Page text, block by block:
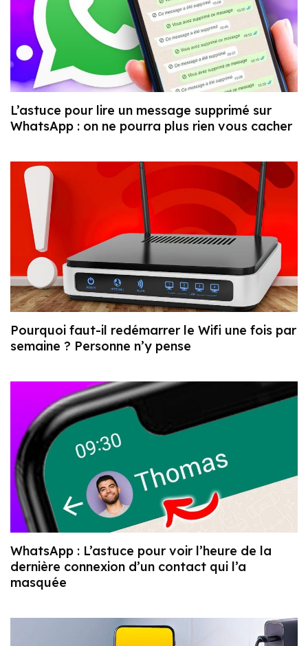
L’astuce pour lire un message supprimé sur
WhatsApp : on ne pourra plus rien vous cacher
Pourquoi faut-il redémarrer le Wifi une fois par
semaine ? Personne n’y pense
WhatsApp : L’astuce pour voir l’heure de la
dernière connexion d’un contact qui l’a
masquée